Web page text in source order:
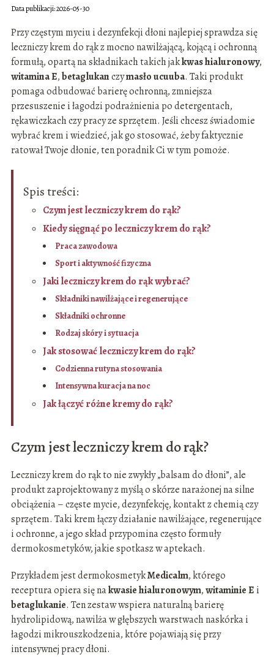
Data publikacji: 2026-05-30
Przy częstym myciu i dezynfekcji dłoni najlepiej sprawdza się
leczniczy krem do rąk z mocno nawilżającą, kojącą i ochronną
formułą, opartą na składnikach takich jakkwas hialuronowy,
witamina E,betaglukanczymasło ucuuba. Taki produkt
pomaga odbudować barierę ochronną, zmniejsza
przesuszenie i łagodzi podrażnienia po detergentach,
rękawiczkach czy pracy ze sprzętem. Jeśli chcesz świadomie
wybrać krem i wiedzieć, jak go stosować, żeby faktycznie
ratował Twoje dłonie, ten poradnik Ci w tym pomoże.
Spis treści:
Czym jest leczniczy krem do rąk?
Kiedy sięgnąć po leczniczy krem do rąk?
Praca zawodowa
Sport i aktywność fizyczna
Jaki leczniczy krem do rąk wybrać?
Składniki nawilżające i regenerujące
Składniki ochronne
Rodzaj skóry i sytuacja
Jak stosować leczniczy krem do rąk?
Codzienna rutyna stosowania
Intensywna kuracja na noc
Jak łączyć różne kremy do rąk?
Czym jest leczniczy krem do rąk?
Leczniczy krem do rąk to nie zwykły „balsam do dłoni”, ale
produkt zaprojektowany z myślą o skórze narażonej na silne
obciążenia – częste mycie, dezynfekcję, kontakt z chemią czy
sprzętem. Taki krem łączy działanie nawilżające, regenerujące
i ochronne, a jego skład przypomina często formuły
dermokosmetyków, jakie spotkasz w aptekach.
Przykładem jest dermokosmetykMedicalm, którego
receptura opiera się nakwasie hialuronowym,witaminie E i
betaglukanie. Ten zestaw wspiera naturalną barierę
hydrolipidową, nawilża w głębszych warstwach naskórka i
łagodzi mikrouszkodzenia, które pojawiają się przy
intensywnej pracy dłoni.